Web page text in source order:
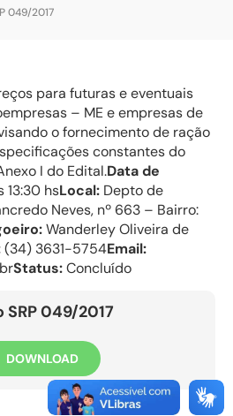
049/2017
para futuras e eventuais
– ME e empresas de
o fornecimento de ração
constantes do
I do Edital.Data de
13:30 hsLocal: Depto de
Neves, nº 663 – Bairro:
Wanderley Oliveira de
(34) 3631-5754Email:
Status:Concluído
049/2017
DOWNLOAD